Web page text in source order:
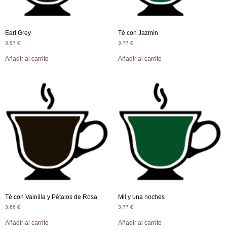
Earl Grey
3,57 €
Añadir al carrito
Té con Jazmín
3,77 €
Añadir al carrito
Té con Vainilla y Pétalos de Rosa
3,66 €
Añadir al carrito
Mil y una noches
3,77 €
Añadir al carrito